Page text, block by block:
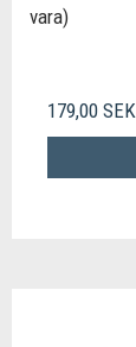
vara)
179,00 SEK